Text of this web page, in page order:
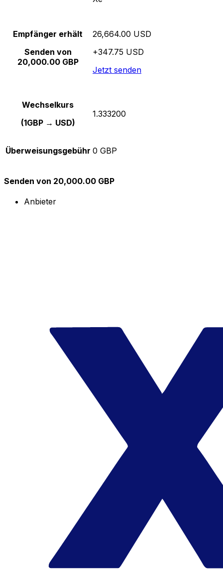
Empfänger erhält
Senden von
20,000.00 GBP
26,664.00 USD
+347.75 USD
Jetzt senden
Wechselkurs
(1GBP → USD)
1.333200
Überweisungsgebühr 0 GBP
Senden von 20,000.00 GBP
Anbieter